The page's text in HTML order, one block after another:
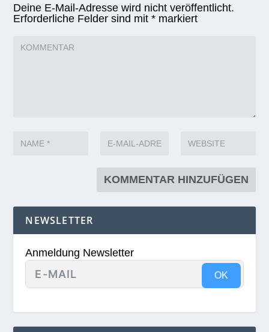
Deine E-Mail-Adresse wird nicht veröffentlicht.
Erforderliche Felder sind mit* markiert
NEWSLETTER
Anmeldung Newsletter
OK